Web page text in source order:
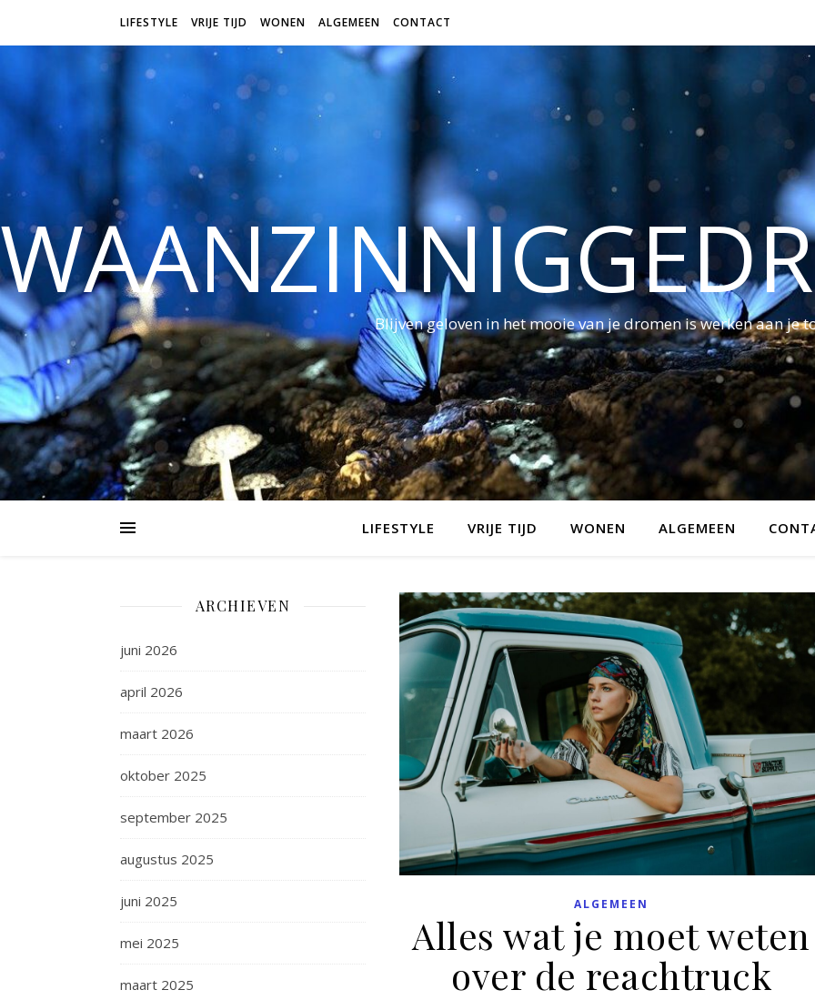
LIFESTYLE VRIJE TIJD WONEN ALGEMEEN CONTACT
Blijven geloven in het mooie van je dromen is werken aan je
LIFESTYLE VRIJE TIJD WONEN ALGEMEEN
ARCHIEVEN
juni 2026
april 2026
maart 2026
oktober 2025
september 2025
augustus 2025
juni 2025
mei 2025
maart 2025
ALGEMEEN
Alles wat je moet weten
over de reachtruck